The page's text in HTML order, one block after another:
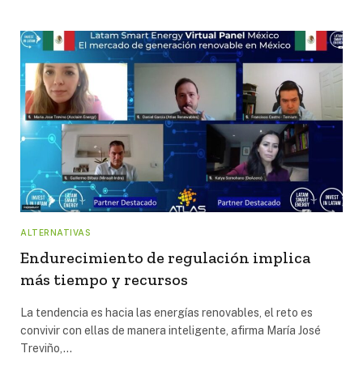
ALTERNATIVAS
Endurecimiento de regulación implica
más tiempo y recursos
La tendencia es hacia las energías renovables, el reto es
convivir con ellas de manera inteligente, afirma María José
Treviño,…